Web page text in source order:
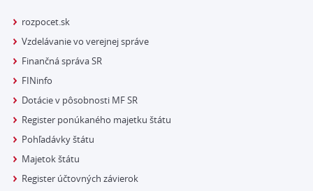
rozpocet.sk
Vzdelávanie vo verejnej správe
Finančná správa SR
FINinfo
Dotácie v pôsobnosti MF SR
Register ponúkaného majetku štátu
Pohľadávky štátu
Majetok štátu
Register účtovných závierok